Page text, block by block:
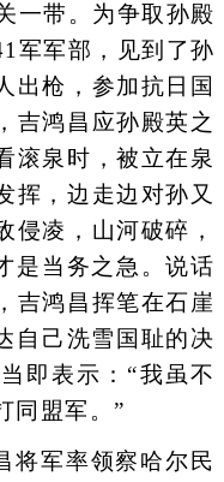
一带。为争取孙殿
军军部，见到了孙
出枪，参加抗日国
吉鸿昌应孙殿英之
滚泉时，被立在泉
挥，边走边对孙又
侵凌，山河破碎，
是当务之急。说话
吉鸿昌挥笔在石崖
自己洗雪国耻的决
即表示：“我虽不
同盟军。”
军率领察哈尔民